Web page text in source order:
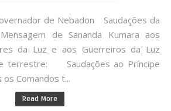
de Nebadon Saudações da
de Sananda Kumara aos
da Luz e aos Guerreiros da Luz
terrestre: Saudações ao Príncipe
Comandos t...
Read More